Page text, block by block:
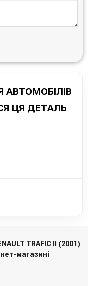
ЦЯ ДЕТАЛЬ
TRAFIC II (2001)
магазині